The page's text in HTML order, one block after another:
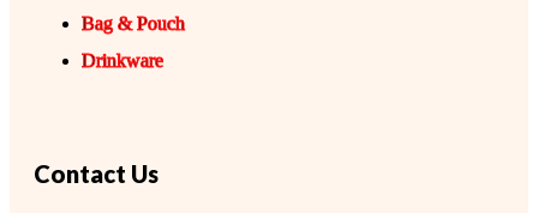
Bag & Pouch
Drinkware
Contact Us